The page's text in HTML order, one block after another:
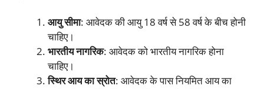
आयु सीमा: आवेदक की आयु 18 वर्ष से 58 वर्ष के बीच होनी
चाहिए।
भारतीय नागरिक: आवेदक को भारतीय नागरिक होना
चाहिए।
स्थिर आय का स्रोत: आवेदक के पास नियमित आय का